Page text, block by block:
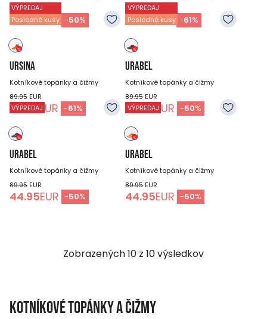
89.95EUR
44.95EUR -50%
89.95EUR
34.95EUR -61%
VÝPREDAJ
Posledné kusy
URSINA
Kotníkové topánky a čižmy
89.95 EUR
34.95EUR -61%
VÝPREDAJ
Posledné kusy
URABEL
Kotníkové topánky a čižmy
89.95EUR
44.95EUR -50%
VÝPREDAJ
URABEL
Kotníkové topánky a čižmy
89.95 EUR
44.95EUR -50%
VÝPREDAJ
URABEL
Kotníkové topánky a čižmy
89.95EUR
44.95EUR -50%
Zobrazených10 z 10výsledkov
Kotníkové topánky a čižmy